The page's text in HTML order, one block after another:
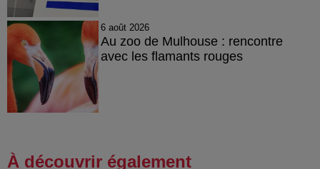
6 août 2026
Au zoo de Mulhouse : rencontre
avec les flamants rouges
À découvrir également